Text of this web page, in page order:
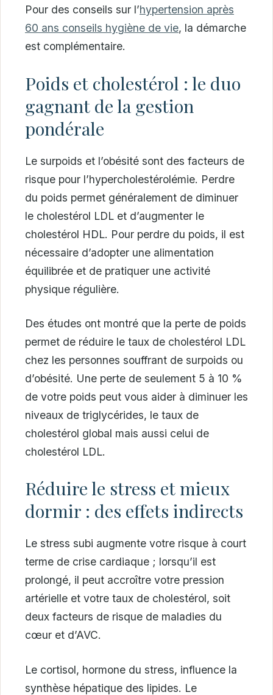
Pour des conseils sur l’hypertension après
60 ans conseils hygiène de vie, la démarche
est complémentaire.
Poids et cholestérol : le duo
gagnant de la gestion
pondérale
Le surpoids et l’obésité sont des facteurs de
risque pour l’hypercholestérolémie. Perdre
du poids permet généralement de diminuer
le cholestérol LDL et d’augmenter le
cholestérol HDL. Pour perdre du poids, il est
nécessaire d’adopter une alimentation
équilibrée et de pratiquer une activité
physique régulière.
Des études ont montré que la perte de poids
permet de réduire le taux de cholestérol LDL
chez les personnes souffrant de surpoids ou
d’obésité. Une perte de seulement 5 à 10 %
de votre poids peut vous aider à diminuer les
niveaux de triglycérides, le taux de
cholestérol global mais aussi celui de
cholestérol LDL.
Réduire le stress et mieux
dormir : des effets indirects
Le stress subi augmente votre risque à court
terme de crise cardiaque ; lorsqu’il est
prolongé, il peut accroître votre pression
artérielle et votre taux de cholestérol, soit
deux facteurs de risque de maladies du
cœur et d’AVC.
Le cortisol, hormone du stress, influence la
synthèse hépatique des lipides. Le